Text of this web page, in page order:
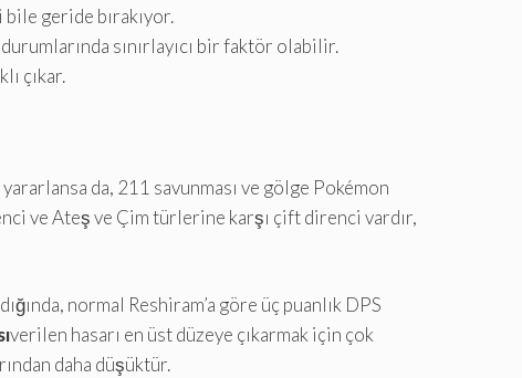
bile geride bırakıyor.
sınırlayıcı bir faktör olabilir.
çıkar.
da, 211 savunması ve gölge Pokémon
ve Ateş ve Çim türlerine karşı çift direnci vardır,
normal Reshiram’a göre üç puanlık DPS
verilen hasarı en üst düzeye çıkarmak için çok
daha düşüktür.